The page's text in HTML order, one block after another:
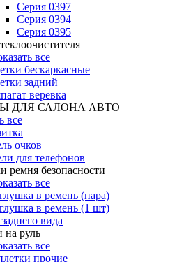
Серия 0397
Серия 0394
Серия 0395
все
бескаркасные
задний
веревка
ДЛЯ САЛОНА АВТО
все
очков
для телефонов
ремня безопасности
все
в ремень (пара)
в ремень (1 шт)
вида
на руль
все
прочиe